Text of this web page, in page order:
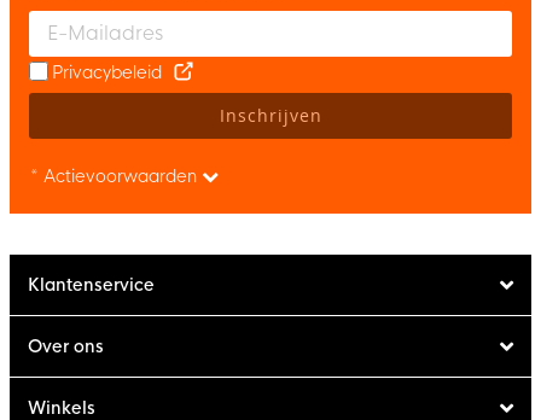
Enter your email and accept the privacy policy to subscribe to
Privacybeleid
Inschrijven
* Actievoorwaarden
Klantenservice
Over ons
Winkels